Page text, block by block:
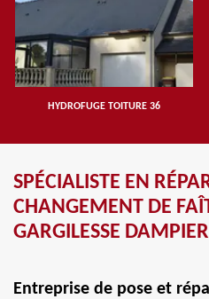
HYDROFUGE TOITURE 36
SPÉCIALISTE EN
CHANGEMENT DE
GARGILESSE
Entreprise de pose et